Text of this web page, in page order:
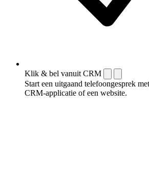
Klik & bel vanuit CRM
Start een uitgaand telefoongesprek
CRM-applicatie of een website.